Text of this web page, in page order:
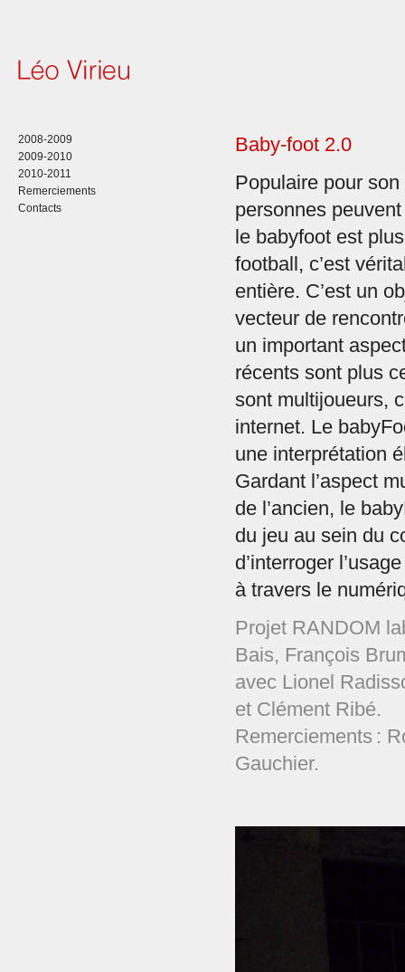
2008-2009
2009-2010
2010-2011
Remerciements
Contacts
Baby-foot 2.0
Populaire pour
personnes
le babyfoot est
football, c’est
entière. C’est un
vecteur de
un important
récents sont plus
sont multijoueurs,
internet. Le
une interprétation
Gardant l’aspect
de l’ancien, le
du jeu au sein du
d’interroger
à travers le
Projet RANDOM
Bais, François
avec Lionel
et Clément Ribé.
Remerciements :
Gauchier.